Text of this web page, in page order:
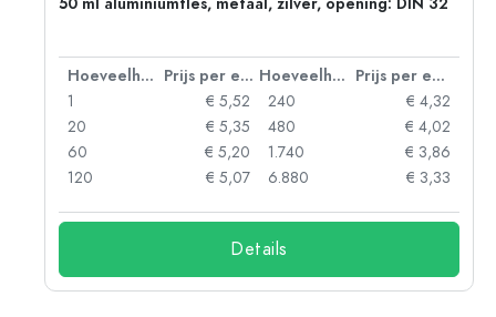
Hoeveelheid Prijs per eenheid Hoeveelheid
Prijs per eenheid
1
€ 5,52
20
€ 5,35
60
€ 5,20
120
€ 5,07
240
€ 4,32
480
€ 4,02
1.740
€ 3,86
6.880
€ 3,33
Details